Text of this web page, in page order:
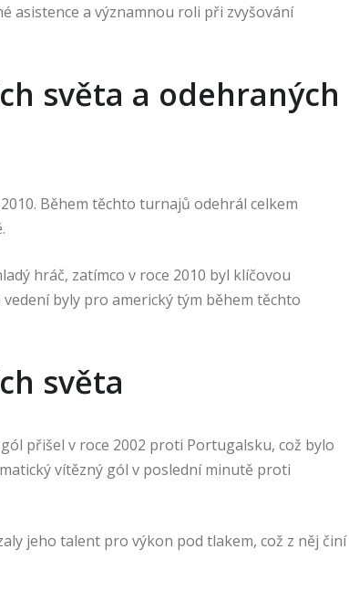
asistence a významnou roli při zvyšování
světa a odehraných
2010. Během těchto turnajů odehrál celkem
hráč, zatímco v roce 2010 byl klíčovou
byly pro americký tým během těchto
světa
přišel v roce 2002 proti Portugalsku, což bylo
vítězný gól v poslední minutě proti
jeho talent pro výkon pod tlakem, což z něj činí